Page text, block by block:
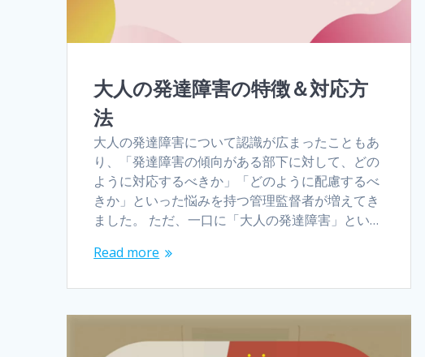
大人の発達障害の特徴＆対応方
法
大人の発達障害について認識が広まったこともあ
り、「発達障害の傾向がある部下に対して、どの
ように対応するべきか」「どのように配慮するべ
きか」といった悩みを持つ管理監督者が増えてき
ました。 ただ、一口に「大人の発達障害」とい…
Read more